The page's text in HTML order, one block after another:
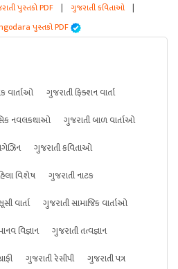
પુસ્તકો PDF | ગુજરાતી કવિતાઓ |
પુસ્તકો PDF
વાર્તાઓ
ગુજરાતી ફિક્શન વાર્તા
નવલકથાઓ
ગુજરાતી બાળ વાર્તાઓ
ગુજરાતી કવિતાઓ
વિશેષ
ગુજરાતી નાટક
વાર્તા
ગુજરાતી સામાજિક વાર્તાઓ
વિજ્ઞાન
ગુજરાતી તત્વજ્ઞાન
ગુજરાતી રેસીપી ગુજરાતી પત્ર